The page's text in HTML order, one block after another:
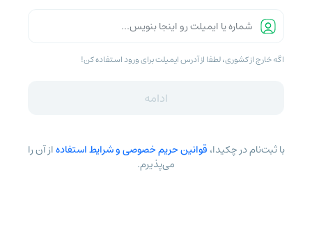
اگه خارج از کشوری، لطفا از آدرس ایمیلت برای ورود استفاده کن!
ادامه
با ثبت‌نام در چکیدا، قوانین حریم خصوصی و شرایط استفادهاز آن را
می‌پذیرم.